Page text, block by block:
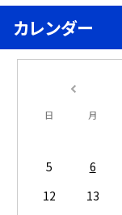
カレンダー
日 月
5
6
12
13